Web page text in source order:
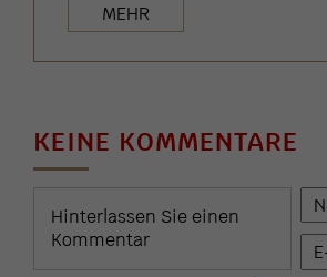
MEHR
KEINE KOMMENTARE